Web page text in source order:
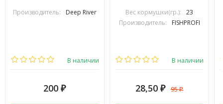
Производитель: Deep River
В наличии
200 ₽
Вес кормушки(гр.):
23
Производитель:
FISHPROFI
В наличии
28,50 ₽ 95₽